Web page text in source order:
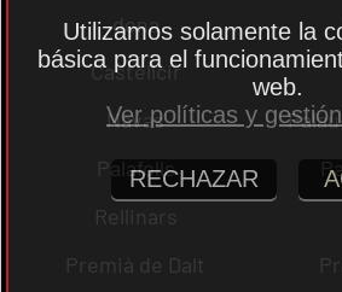
dena
Castellcir
Navas
Palafolls
Rellinars
Premià de Dalt
Utilizamos solamente la
básica para el
web.
Ver políticas y
RECHAZAR